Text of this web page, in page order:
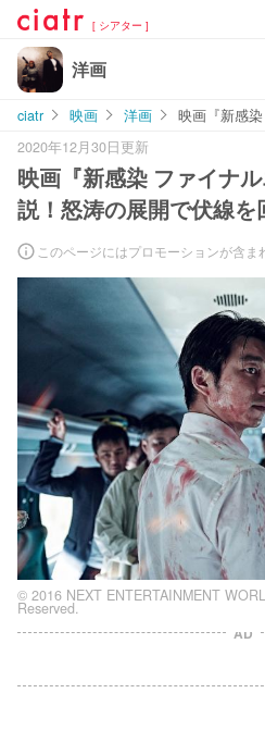
[ シアター ]
洋画
ciatr 映画 洋画
映画『新感
2020年12月30日更新
映画『新感染 ファイナ
説！怒涛の展開で伏線を
このページにはプロモーションが含ま
© 2016 NEXT ENTERTAINMENT
Reserved.
AD